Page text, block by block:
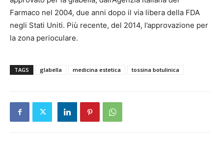
Farmaco nel 2004, due anni dopo il via libera della FDA
negli Stati Uniti. Più recente, del 2014, l’approvazione per
la zona perioculare.
TAGS glabella medicina estetica tossina botulinica